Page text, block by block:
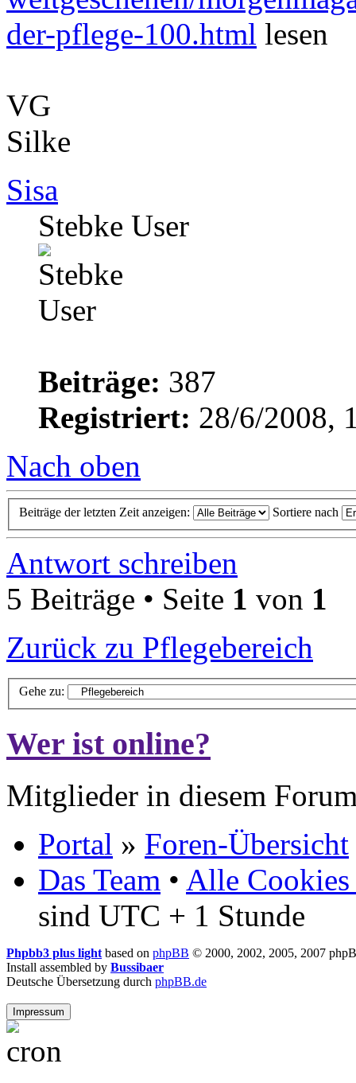
der-pflege-100.html lesen
VG
Silke
Sisa
Stebke User
Beiträge: 387
Registriert: 28/6/2008,
Nach oben
Beiträge der letzten Zeit anzeigen: Sortiere nach
Antwort schreiben
5 Beiträge • Seite 1 von 1
Zurück zu Pflegebereich
Gehe zu:
Wer ist online?
Mitglieder in diesem
Portal » Foren-Übersicht
Das Team • Alle Cookies
sind UTC + 1 Stunde
Phpbb3 plus light based on phpBB © 2000, 2002, 2005, 2007
Install assembled by Bussibaer
Deutsche Übersetzung durch phpBB.de